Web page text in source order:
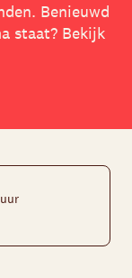
Benieuwd
staat? Bekijk